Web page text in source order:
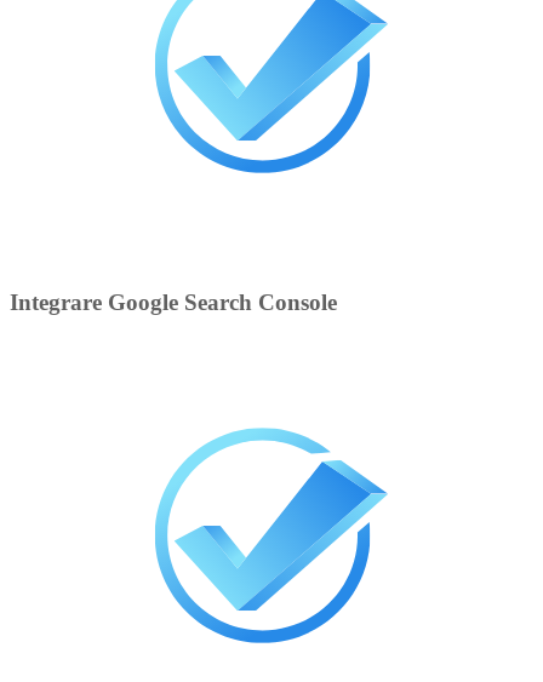
Integrare Google Search Console